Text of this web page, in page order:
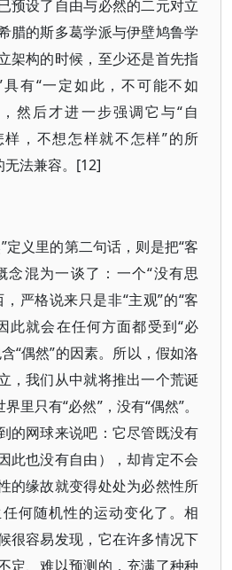
预设了自由与必然的二元对立
腊的斯多葛学派与伊壁鸠鲁学
架构的时候，至少还是首先指
具有“一定如此，不可能不如
然后才进一步强调它与“自
样，不想怎样就不怎样”的所
无法兼容。[12]
定义里的第二句话，则是把“客
念混为一谈了：一个“没有思
严格说来只是非“主观”的“客
此就会在任何方面都受到“必
“偶然”的因素。所以，假如洛
，我们从中就将推出一个荒诞
里只有“必然”，没有“偶然”。
的网球来说吧：它尽管既没有
此也没有自由），却肯定不会
的缘故就变得处处为必然性所
何随机性的运动变化了。相
很容易发现，它在许多情况下
定、难以预测的，充满了种种